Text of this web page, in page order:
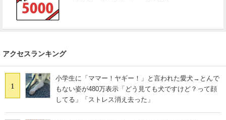
アクセスランキング
1
小学生に「ママー！ヤギー！」と言われた愛犬→とんで
もない姿が480万表示「どう見ても犬ですけど？って顔
してる」「ストレス消え去った」